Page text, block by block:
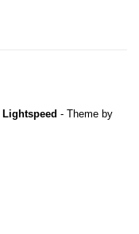
Lightspeed - Theme by